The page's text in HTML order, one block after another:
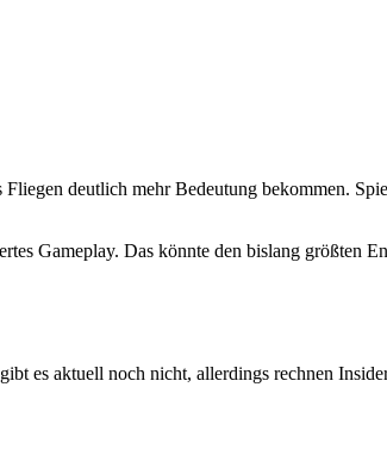
Fliegen deutlich mehr Bedeutung bekommen.
Gameplay. Das könnte den bislang größten
es aktuell noch nicht, allerdings rechnen